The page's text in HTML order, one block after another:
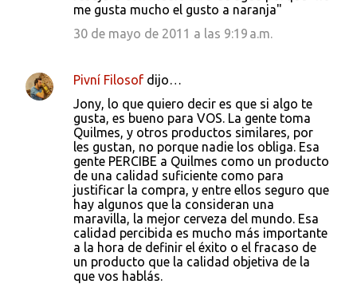
me gusta mucho el gusto a naranja"
30 de mayo de 2011 a las 9:19 a.m.
Pivní Filosof dijo…
Jony, lo que quiero decir es que si algo te
gusta, es bueno para VOS. La gente toma
Quilmes, y otros productos similares, por
les gustan, no porque nadie los obliga. Esa
gente PERCIBE a Quilmes como un producto
de una calidad suficiente como para
justificar la compra, y entre ellos seguro que
hay algunos que la consideran una
maravilla, la mejor cerveza del mundo. Esa
calidad percibida es mucho más importante
a la hora de definir el éxito o el fracaso de
un producto que la calidad objetiva de la
que vos hablás.